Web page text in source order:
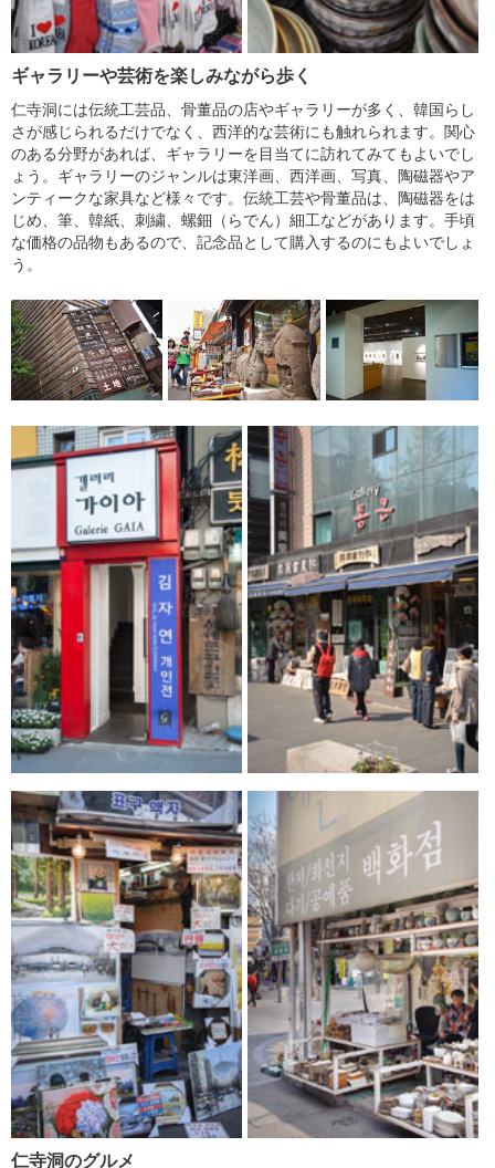
ギャラリーや芸術を楽しみながら歩く
仁寺洞には伝統工芸品、骨董品の店やギャラリーが多く、韓国らし
さが感じられるだけでなく、西洋的な芸術にも触れられます。関心
のある分野があれば、ギャラリーを目当てに訪れてみてもよいでし
ょう。ギャラリーのジャンルは東洋画、西洋画、写真、陶磁器やア
ンティークな家具など様々です。伝統工芸や骨董品は、陶磁器をは
じめ、筆、韓紙、刺繍、螺鈿（らでん）細工などがあります。手頃
な価格の品物もあるので、記念品として購入するのにもよいでしょ
う。
仁寺洞のグルメ